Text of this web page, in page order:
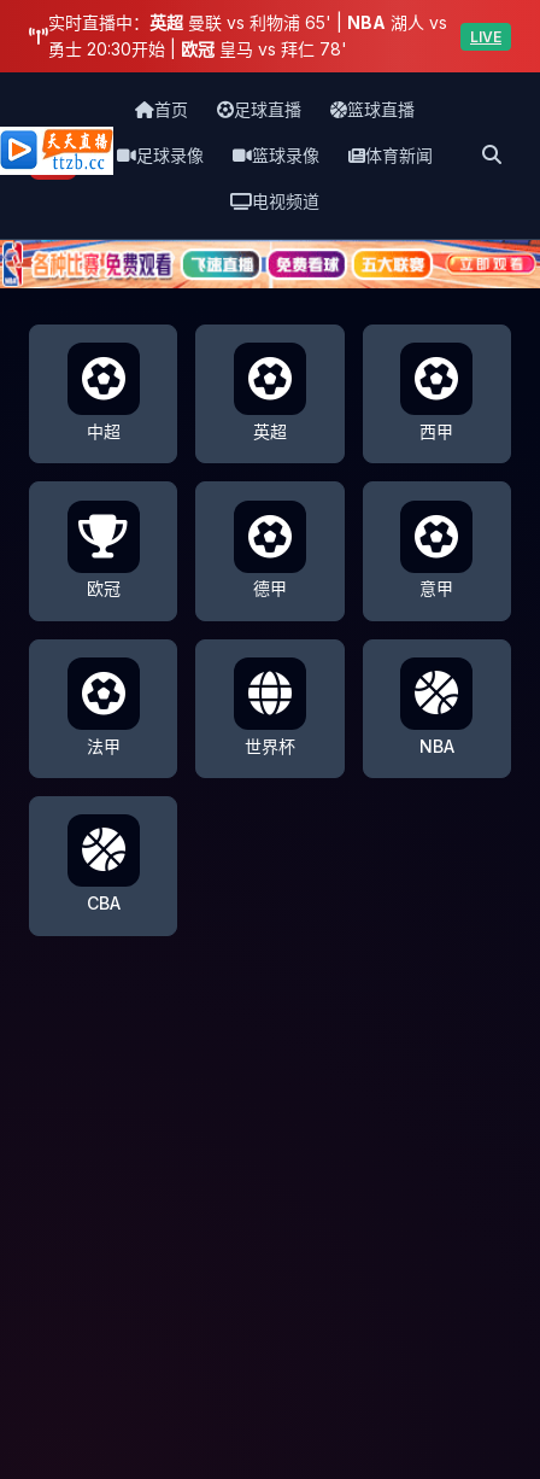
实时直播中： 英超 曼联 vs 利物浦 65' | NBA 湖人 vs
勇士 20:30开始 | 欧冠 皇马 vs 拜仁 78'
LIVE
天天直播网
首页 足球直播 篮球直播
足球录像 篮球录像 体育新闻
电视频道
中超 英超 西甲
欧冠 德甲 意甲
法甲 世界杯 NBA
CBA